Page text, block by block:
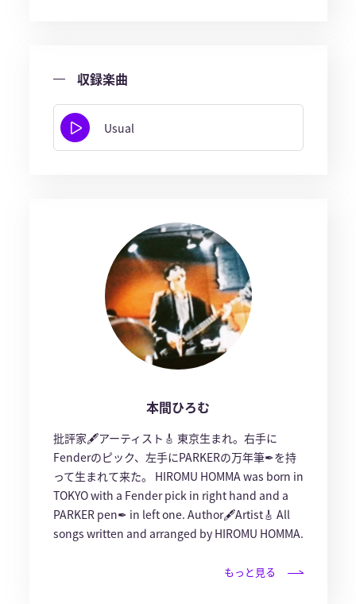
収録楽曲
Usual
本間ひろむ
批評家🖋アーティスト🎸 東京生まれ。右手に
Fenderのピック、左手にPARKERの万年筆✒︎を持
って生まれて来た。 HIROMU HOMMA was born in
TOKYO with a Fender pick in right hand and a
PARKER pen✒︎ in left one. Author🖋Artist🎸 All
songs written and arranged by HIROMU HOMMA.
もっと見る